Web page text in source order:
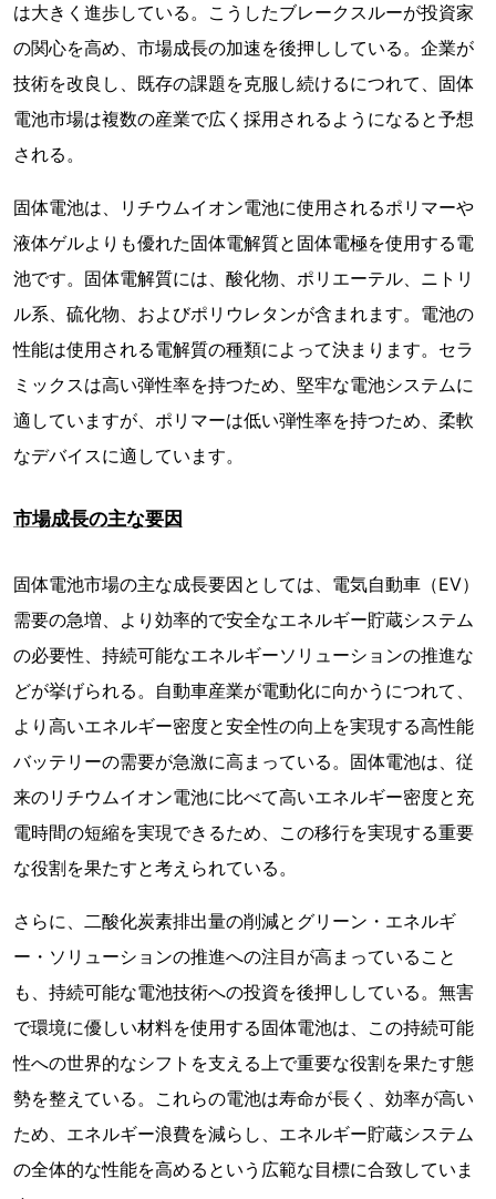
は大きく進歩している。こうしたブレークスルーが投資家
の関心を高め、市場成長の加速を後押ししている。企業が
技術を改良し、既存の課題を克服し続けるにつれて、固体
電池市場は複数の産業で広く採用されるようになると予想
される。
固体電池は、リチウムイオン電池に使用されるポリマーや
液体ゲルよりも優れた固体電解質と固体電極を使用する電
池です。固体電解質には、酸化物、ポリエーテル、ニトリ
ル系、硫化物、およびポリウレタンが含まれます。電池の
性能は使用される電解質の種類によって決まります。セラ
ミックスは高い弾性率を持つため、堅牢な電池システムに
適していますが、ポリマーは低い弾性率を持つため、柔軟
なデバイスに適しています。
市場成長の主な要因
固体電池市場の主な成長要因としては、電気自動車（EV）
需要の急増、より効率的で安全なエネルギー貯蔵システム
の必要性、持続可能なエネルギーソリューションの推進な
どが挙げられる。自動車産業が電動化に向かうにつれて、
より高いエネルギー密度と安全性の向上を実現する高性能
バッテリーの需要が急激に高まっている。固体電池は、従
来のリチウムイオン電池に比べて高いエネルギー密度と充
電時間の短縮を実現できるため、この移行を実現する重要
な役割を果たすと考えられている。
さらに、二酸化炭素排出量の削減とグリーン・エネルギ
ー・ソリューションの推進への注目が高まっていること
も、持続可能な電池技術への投資を後押ししている。無害
で環境に優しい材料を使用する固体電池は、この持続可能
性への世界的なシフトを支える上で重要な役割を果たす態
勢を整えている。これらの電池は寿命が長く、効率が高い
ため、エネルギー浪費を減らし、エネルギー貯蔵システム
の全体的な性能を高めるという広範な目標に合致していま